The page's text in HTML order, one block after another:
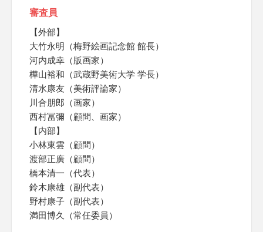
審査員
【外部】
大竹永明（梅野絵画記念館 館長）
河内成幸（版画家）
樺山裕和（武蔵野美術大学 学長）
清水康友（美術評論家）
川合朋郎（画家）
西村冨彌（顧問、画家）
【内部】
小林東雲（顧問）
渡部正廣（顧問）
橋本清一（代表）
鈴木康雄（副代表）
野村康子（副代表）
満田博久（常任委員）